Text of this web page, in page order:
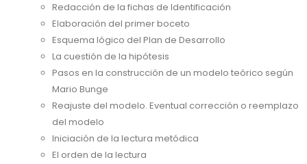
Redacción de la fichas de Identificación
Elaboración del primer boceto
Esquema lógico del Plan de Desarrollo
La cuestión de la hipótesis
Pasos en la construcción de un modelo teórico según
Mario Bunge
Reajuste del modelo. Eventual corrección o reemplazo
del modelo
Iniciación de la lectura metódica
El orden de la lectura